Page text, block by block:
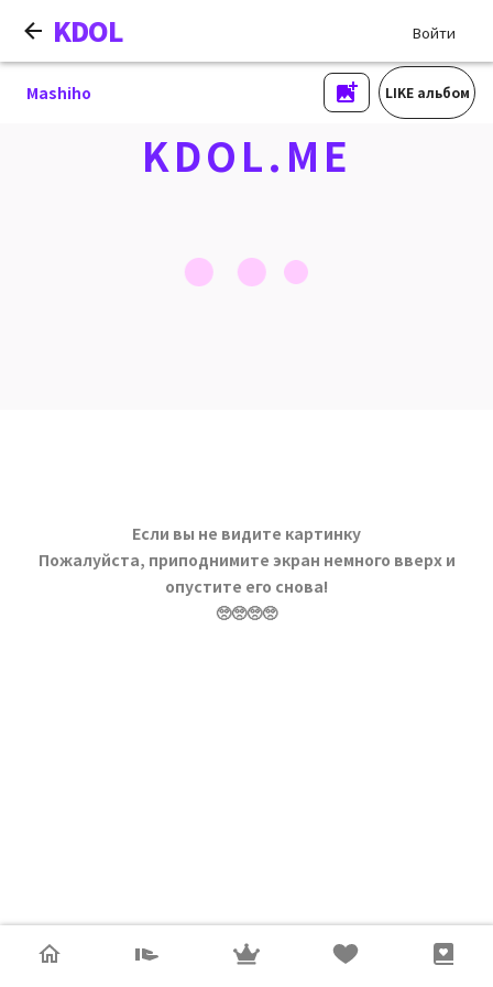
KDOL Войти
Mashiho LIKE альбом
KDOL.ME
Если вы не видите картинку
Пожалуйста, приподнимите экран немного вверх и
опустите его снова!
🥺🥺🥺🥺